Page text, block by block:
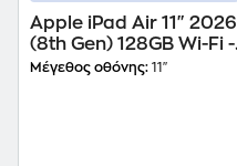
Apple iPad Air 11" 2026
(8th Gen) 128GB Wi-Fi -
Space Grey
Μέγεθος οθόνης: 11"